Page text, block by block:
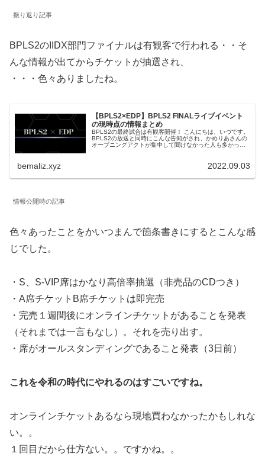
振り返り記事
BPLS2のIIDX部門ファイナルは有観客で行われる・・そ
んな情報が出てからチケットが抽選され、
・・・色々ありましたね。
【BPLS2×EDP】BPLS2 FINALライブイベント
の現時点の情報まとめ
BPLS2の最終試合は有観客開催！ こんにちは、いづです。
BPLS2の放送と同時にこんな告知がされ、かめりあさんの
オープニングアクトが集中して聞けなかった人も多かった
bemaliz.xyz 2022.09.03
情報公開時の記事
色々あったことをかいつまんで箇条書きにするとこんな感
じでした。
・S、S-VIP席はかなり高倍率抽選（非売品のCDつき）
・A席チケットB席チケットは即完売
・完売１週間後にオンラインチケットがあることを発表
（それまでは一言もなし）。それを売り出す。
・席がオールスタンディングであること発表（3日前）
これを令和の時代にやれるのはすごいですね。
オンラインチケットあるなら現地買わなかったかもしれな
い。。
１回目だから仕方ない。。ですかね。。